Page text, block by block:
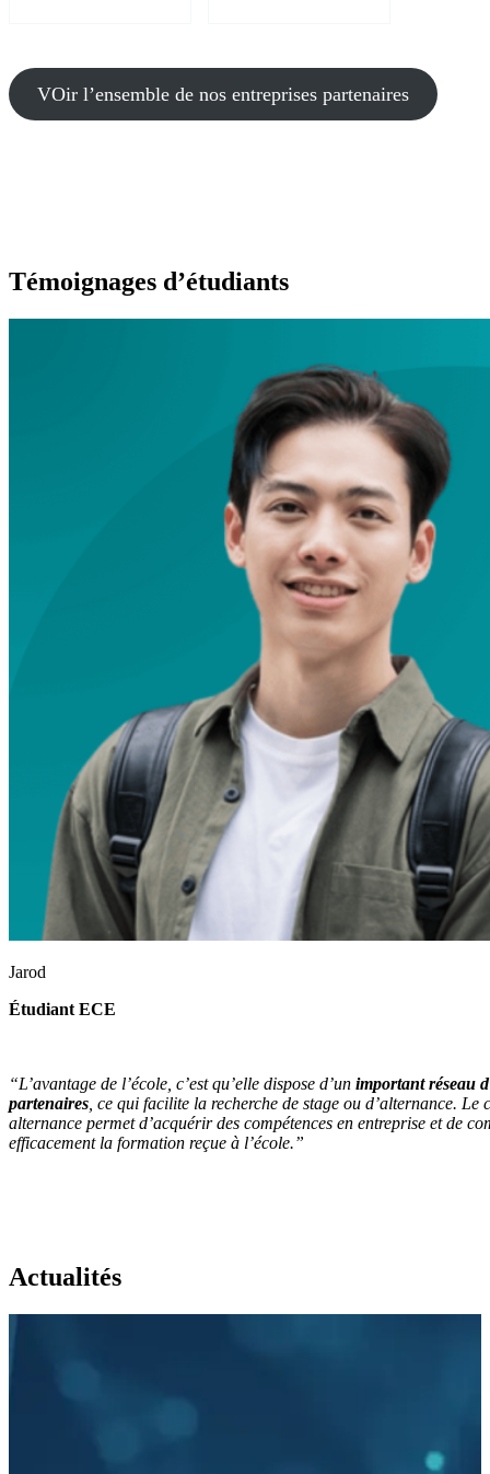
VOir l’ensemble de nos entreprises partenaires
Témoignages d’étudiants
Jarod
Étudiant ECE
“L’avantage de l’école, c’est qu’elle dispose d’un important réseau
partenaires , ce qui facilite la recherche de stage ou d’alternance. Le
alternance permet d’acquérir des compétences en entreprise et de
efficacement la formation reçue à l’école.”
Actualités